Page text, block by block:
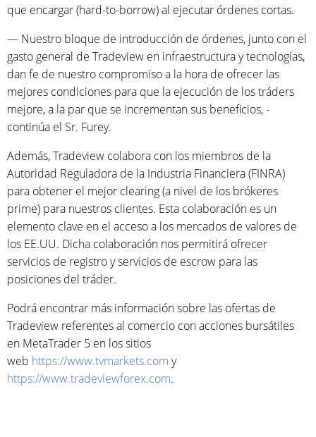
que encargar (hard-to-borrow) al ejecutar órdenes cortas.
— Nuestro bloque de introducción de órdenes, junto con el
gasto general de Tradeview en infraestructura y tecnologías,
dan fe de nuestro compromiso a la hora de ofrecer las
mejores condiciones para que la ejecución de los tráders
mejore, a la par que se incrementan sus beneficios, -
continúa el Sr. Furey.
Además, Tradeview colabora con los miembros de la
Autoridad Reguladora de la Industria Financiera (FINRA)
para obtener el mejor clearing (a nivel de los brókeres
prime) para nuestros clientes. Esta colaboración es un
elemento clave en el acceso a los mercados de valores de
los EE.UU. Dicha colaboración nos permitirá ofrecer
servicios de registro y servicios de escrow para las
posiciones del tráder.
Podrá encontrar más información sobre las ofertas de
Tradeview referentes al comercio con acciones bursátiles
en MetaTrader 5 en los sitios
web https://www.tvmarkets.com y
https://www.tradeviewforex.com.